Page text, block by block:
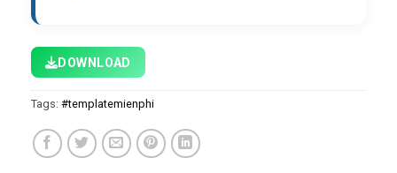
DOWNLOAD
Tags: #templatemienphi